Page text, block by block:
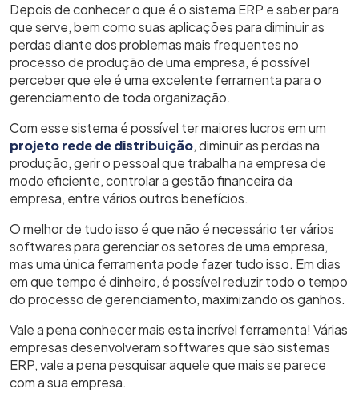
Depois de conhecer o que é o sistema ERP e saber para
que serve, bem como suas aplicações para diminuir as
perdas diante dos problemas mais frequentes no
processo de produção de uma empresa, é possível
perceber que ele é uma excelente ferramenta para o
gerenciamento de toda organização.
Com esse sistema é possível ter maiores lucros em um
projeto rede de distribuição, diminuir as perdas na
produção, gerir o pessoal que trabalha na empresa de
modo eficiente, controlar a gestão financeira da
empresa, entre vários outros benefícios.
O melhor de tudo isso é que não é necessário ter vários
softwares para gerenciar os setores de uma empresa,
mas uma única ferramenta pode fazer tudo isso. Em dias
em que tempo é dinheiro, é possível reduzir todo o tempo
do processo de gerenciamento, maximizando os ganhos.
Vale a pena conhecer mais esta incrível ferramenta! Várias
empresas desenvolveram softwares que são sistemas
ERP, vale a pena pesquisar aquele que mais se parece
com a sua empresa.